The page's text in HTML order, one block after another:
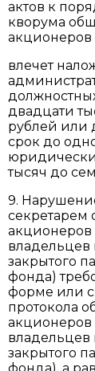
актов к
кворума
влечет
двадцати
рублей или
срок до
тысяч до
9.
секретарем
акционеров
владельцев
закрытого
фонда)
форме или
протокола
акционеров
владельцев
закрытого